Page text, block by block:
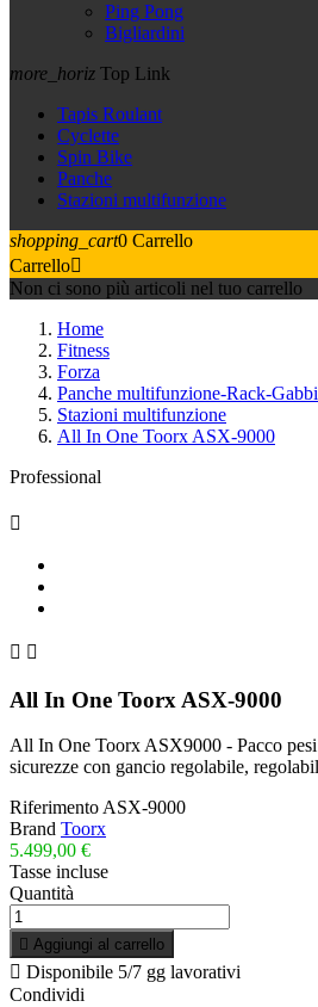
Ping Pong
Bigliardini
more_horiz Top Link
Tapis Roulant
Cyclette
Spin Bike
Panche
Stazioni multifunzione
shopping_cart0 Carrello
Carrello
Non ci sono più articoli nel tuo carrello
Home
Fitness
Forza
Panche multifunzione-Rack-
Stazioni multifunzione
All In One Toorx ASX-9000
Professional

 
All In One Toorx ASX-9000
All In One Toorx ASX9000 - Pacco
sicurezze con gancio regolabile,
RiferimentoASX-9000
Brand Toorx
5.499,00 €
Tasse incluse
Quantità
 Aggiungi al carrello
 Disponibile 5/7 gg lavorativi
Condividi